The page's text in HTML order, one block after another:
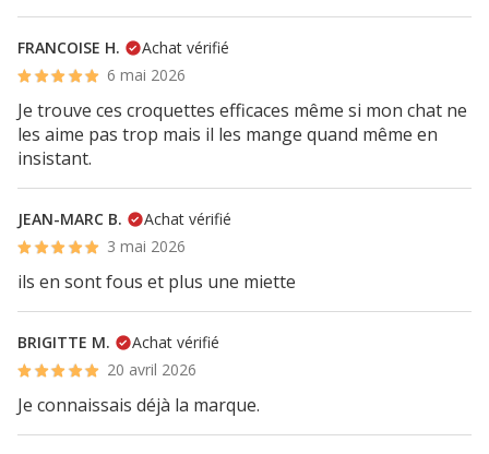
FRANCOISE H.
Achat vérifié
6 mai 2026
Je trouve ces croquettes efficaces même si mon chat ne
les aime pas trop mais il les mange quand même en
insistant.
JEAN-MARC B.
Achat vérifié
3 mai 2026
ils en sont fous et plus une miette
BRIGITTE M.
Achat vérifié
20 avril 2026
Je connaissais déjà la marque.